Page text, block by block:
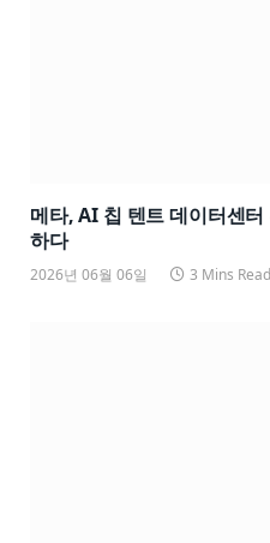
메타, AI 칩 텐트 데이터센
하다
2026년 06월 06일 3 Mins Read